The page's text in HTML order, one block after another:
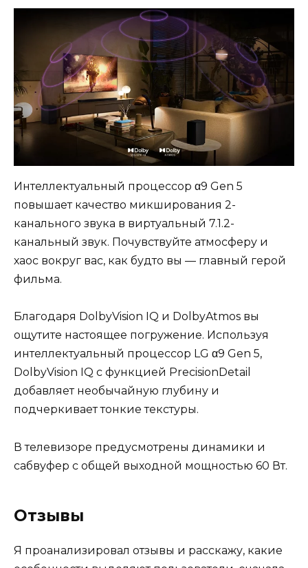
Интеллектуальный процессор α9 Gen 5
повышает качество микширования 2-
канального звука в виртуальный 7.1.2-
канальный звук. Почувствуйте атмосферу и
хаос вокруг вас, как будто вы — главный герой
фильма.
Благодаря DolbyVision IQ и DolbyAtmos вы
ощутите настоящее погружение. Используя
интеллектуальный процессор LG α9 Gen 5,
DolbyVision IQ с функцией PrecisionDetail
добавляет необычайную глубину и
подчеркивает тонкие текстуры.
В телевизоре предусмотрены динамики и
сабвуфер с общей выходной мощностью 60 Вт.
Отзывы
Я проанализировал отзывы и расскажу, какие